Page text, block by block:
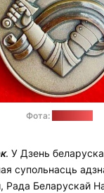
Фота:
. У Дзень
супольнасць
Беларускай